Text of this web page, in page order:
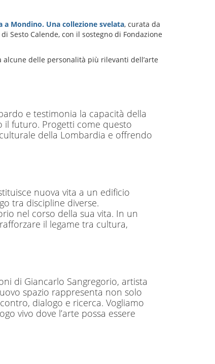
a Mondino. Una collezione svelata, curata da
Sesto Calende, con il sostegno di Fondazione
delle personalità più rilevanti dell’arte
e testimonia la capacità della
il futuro. Progetti come questo
della Lombardia e offrendo
nuova vita a un edificio
tra discipline diverse.
nel corso della sua vita. In un
il legame tra cultura,
di Giancarlo Sangregorio, artista
spazio rappresenta non solo
dialogo e ricerca. Vogliamo
vivo dove l’arte possa essere